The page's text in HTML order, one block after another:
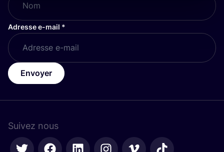
Adresse e-mail *
Envoyer
Suivez nous